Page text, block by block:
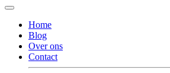
Home
Blog
Over ons
Contact